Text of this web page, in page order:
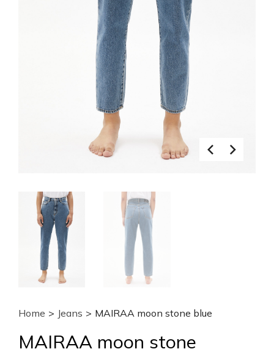
Home > Jeans > MAIRAA moon stone blue
MAIRAA moon stone